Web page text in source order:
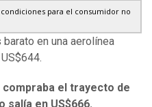
para el consumidor no
en una aerolínea
el trayecto de
salía en US$666.